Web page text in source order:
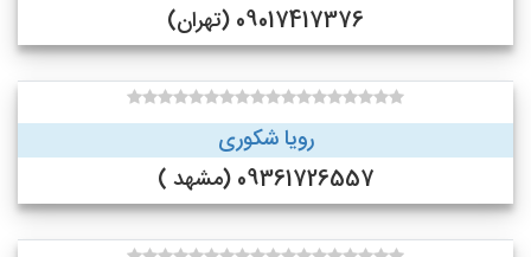
09017417376 (تهران)
رویا شکوری
09361726557 (مشهد )